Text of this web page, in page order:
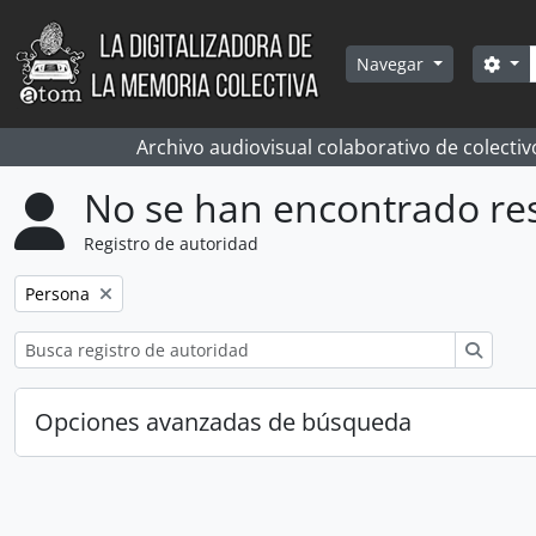
Skip to main content
Navegar
Archivo audiovisual colaborativo de
No se han encontrado
Registro de autoridad
Remove filter:
Persona
Opciones avanzadas de búsqueda